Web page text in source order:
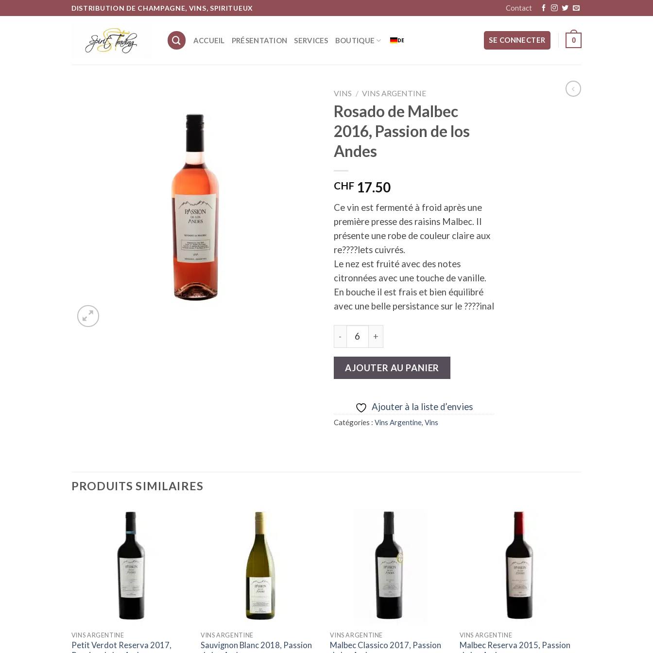
DISTRIBUTION DE CHAMPAGNE, VINS, SPIRITUEUX Contact
ACCUEIL PRÉSENTATION SERVICES BOUTIQUE DE SE CONNECTER 0
VINS / VINS ARGENTINE
Rosado de Malbec
2016, Passion de los
Andes
CHF 17.50
Ce vin est fermenté à froid après une
première presse des raisins Malbec. Il
présente une robe de couleur claire aux
re????lets cuivrés.
Le nez est fruité avec des notes
citronnées avec une touche de vanille.
En bouche il est frais et bien équilibré
avec une belle persistance sur le ????inal
quantité de Rosado de Malbec 2016, Passion de los Andes
AJOUTER AU PANIER
Ajouter à la liste d’envies
Catégories : Vins Argentine, Vins
PRODUITS SIMILAIRES
VINS ARGENTINE
Petit Verdot Reserva 2017,
VINS ARGENTINE
Sauvignon Blanc 2018, Passion
VINS ARGENTINE
Malbec Classico 2017, Passion
VINS ARGENTINE
Malbec Reserva 2015, Passion